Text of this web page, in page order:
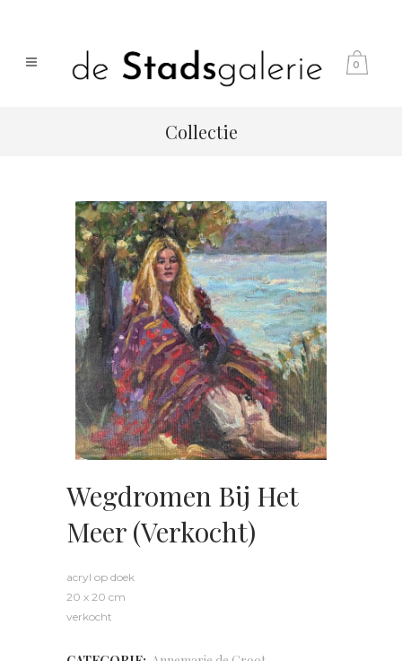
0
Collectie
Wegdromen Bij Het
Meer (verkocht)
acryl op doek
20 x 20 cm
verkocht